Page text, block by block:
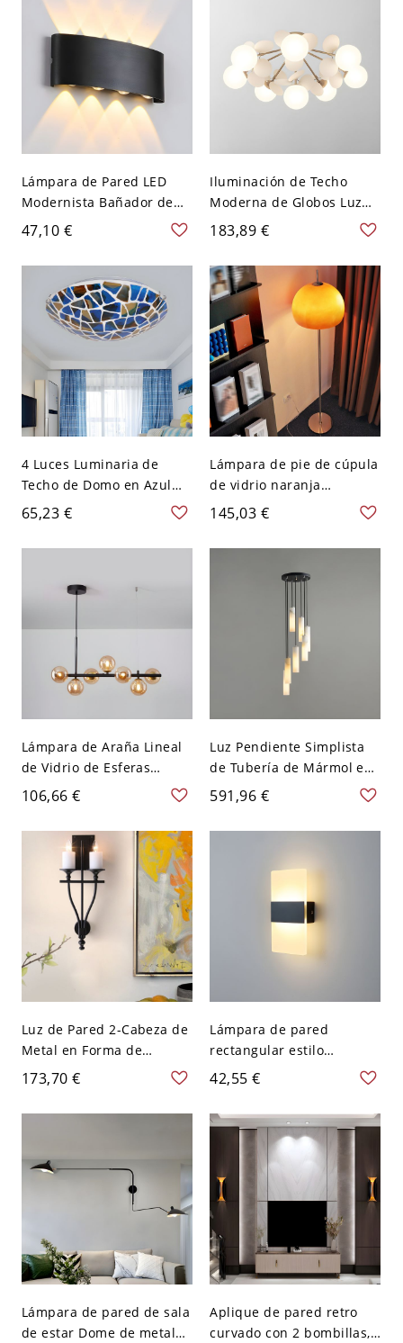
Lámpara de Pared LED
Modernista Bañador de
Pared Metálico Curvo para
Salón - 110 A 120 V Negro
8 Blanco
47,10 €
Iluminación de Techo
Moderna de Globos Luz
de Techo Semi Empotrada
de Metal para Sala -
Blanco 110 A 120 V 8
183,89 €
4 Luces Luminaria de
Techo de Domo en Azul
Iluminación de Techo
Tiffany de Vidrio para
Salón - Azul 110 A 120 V
65,23 €
Lámpara de pie de cúpula
de vidrio naranja
contemporánea para
decoración de hogar
moderno - 110 A 120 V
145,03 €
Lámpara de Araña Lineal
de Vidrio de Esferas
Luminaria Suspendida
Moderna para Salón - 110
A 120 V Negro 7 Ámbar
106,66 €
Luz Pendiente Simplista
de Tubería de Mármol en
Blanco Lámpara Colgante
para Habitación - 110 A
120 V 7 Blanco
591,96 €
Luz de Pared 2-Cabeza de
Metal en Forma de
Candela Luminaria de
Blanco/Amarillo - Blanco
173,70 €
Lámpara de pared
rectangular estilo
moderno con luz LED
metal - 110 A 120 V Negro
Mate 20,32 cm
42,55 €
Lámpara de pared de sala
de estar Dome de metal
Aplique de pared retro
curvado con 2 bombillas,